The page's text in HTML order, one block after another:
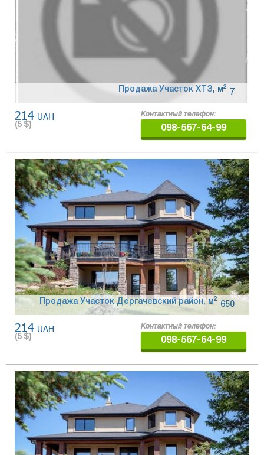
Продажа Участок ХТЗ, 7
м2
214 UAH
(5 $)
Контактный телефон:
098-567-64-99
Продажа Участок Дергачевский район, 650
м2
214 UAH
(5 $)
Контактный телефон:
098-567-64-99